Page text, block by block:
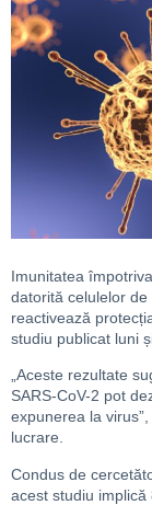
Imunitatea
datorită celulelor
reactivează
studiu publicat luni
„Aceste rezultate
SARS-CoV-2 pot
expunerea la
lucrare.
Condus de
acest studiu